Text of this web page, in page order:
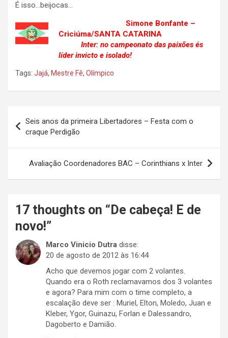
É isso…beijocas…
Simone Bonfante –
Criciúma/SANTA CATARINA
Inter: no campeonato das paixões és
líder invicto e isolado!
Tags: Jajá, Mestre Fê, Olímpico
de
Post
Seis anos da primeira Libertadores – Festa com o
craque Perdigão
Avaliação Coordenadores BAC – Corinthians x Inter
17 thoughts on “ De cabeça! E de
novo!”
Marco Vinicio Dutra disse:
20 de agosto de 2012 às 16:44
Acho que devemos jogar com 2 volantes.
Quando era o Roth reclamavamos dos 3 volantes
e agora? Para mim com o time completo, a
escalação deve ser : Muriel, Elton, Moledo, Juan e
Kleber, Ygor, Guinazu, Forlan e Dalessandro,
Dagoberto e Damião.